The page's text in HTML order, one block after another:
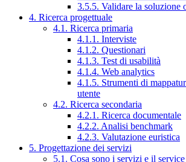
3.5.5. Validare la soluzione
4. Ricerca progettuale
4.1. Ricerca primaria
4.1.1. Interviste
4.1.2. Questionari
4.1.3. Test di usabilità
4.1.4. Web analytics
4.1.5. Strumenti di
utente
4.2. Ricerca secondaria
4.2.1. Ricerca documentale
4.2.2. Analisi benchmark
4.2.3. Valutazione euristica
5. Progettazione dei servizi
5.1. Cosa sono i servizi e il